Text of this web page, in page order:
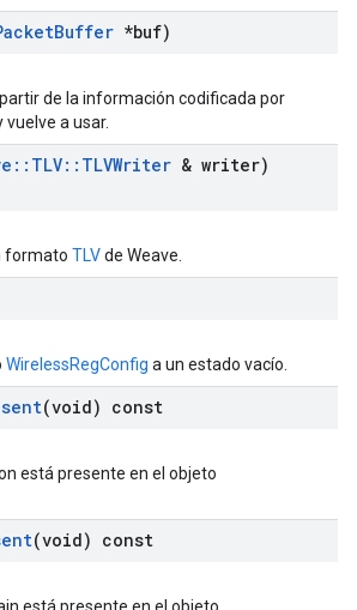
Buffer *buf)
de la información codificada por
a usar.
:: TLV:: TLVWriter & writer)
formato TLVde Weave.
WirelessRegConfig a un estado vacío.
(void) const
está presente en el objeto
(void) const